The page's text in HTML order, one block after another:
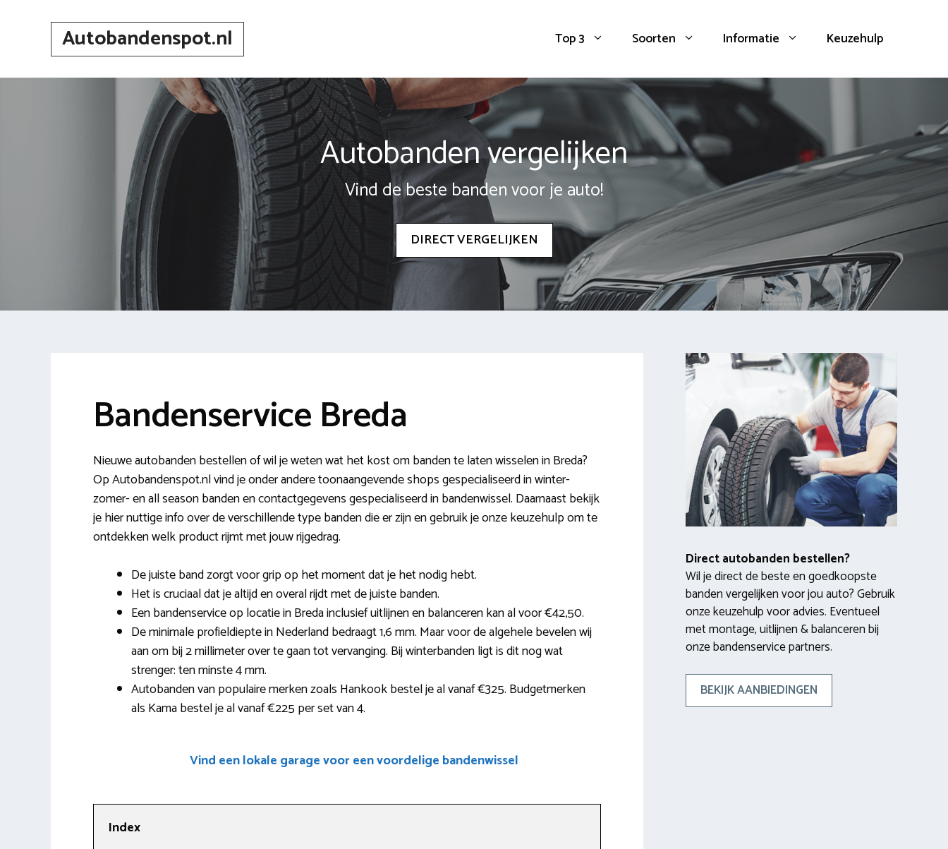
Autobandenspot.nl Top 3 Soorten Informatie Keuzehulp
Autobanden vergelijken
Vind de beste banden voor je auto!
DIRECT VERGELIJKEN
Bandenservice Breda
Nieuwe autobanden bestellen of wil je weten wat het kost om banden te laten wisselen in Breda?
Op Autobandenspot.nl vind je onder andere toonaangevende shops gespecialiseerd in winter-
zomer- en all season banden en contactgegevens gespecialiseerd in bandenwissel. Daarnaast bekijk
je hier nuttige info over de verschillende type banden die er zijn en gebruik je onze keuzehulp om te
ontdekken welk product rijmt met jouw rijgedrag.
De juiste band zorgt voor grip op het moment dat je het nodig hebt.
Het is cruciaal dat je altijd en overal rijdt met de juiste banden.
Een bandenservice op locatie in Breda inclusief uitlijnen en balanceren kan al voor €42,50.
De minimale profieldiepte in Nederland bedraagt 1,6 mm. Maar voor de algehele bevelen wij
aan om bij 2 millimeter over te gaan tot vervanging. Bij winterbanden ligt is dit nog wat
strenger: ten minste 4 mm.
Autobanden van populaire merken zoals Hankook bestel je al vanaf €325. Budgetmerken
als Kama bestel je al vanaf €225 per set van 4.
Vind een lokale garage voor een voordelige bandenwissel
Index
Direct autobanden bestellen?
Wil je direct de beste en goedkoopste
banden vergelijken voor jou auto? Gebruik
onze keuzehulp voor advies. Eventueel
met montage, uitlijnen & balanceren bij
onze bandenservice partners.
BEKIJK AANBIEDINGEN